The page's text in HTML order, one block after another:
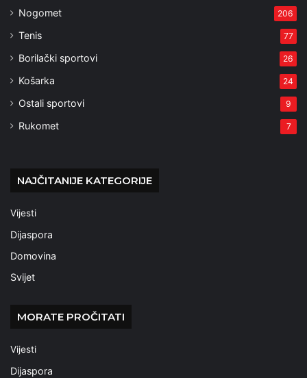
Nogomet 206
Tenis 77
Borilački sportovi 26
Košarka 24
Ostali sportovi 9
Rukomet 7
NAJČITANIJE KATEGORIJE
Vijesti
Dijaspora
Domovina
Svijet
MORATE PROČITATI
Vijesti
Dijaspora